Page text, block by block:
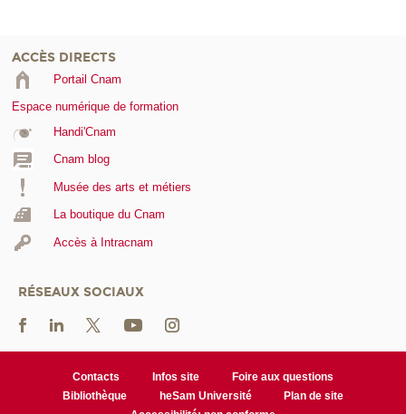
ACCÈS DIRECTS
Portail Cnam
Espace numérique de formation
Handi'Cnam
Cnam blog
Musée des arts et métiers
La boutique du Cnam
Accès à Intracnam
RÉSEAUX SOCIAUX
Contacts Infos site
Foire aux questions
Bibliothèque
heSam Université
Plan de site